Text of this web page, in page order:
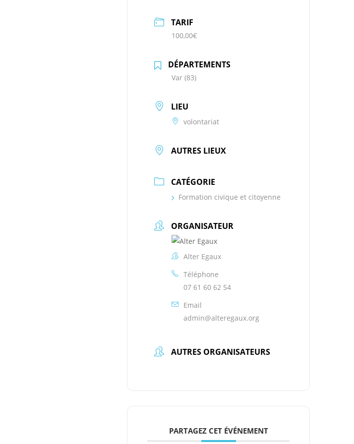
TARIF
100,00€
DÉPARTEMENTS
Var (83)
LIEU
volontariat
AUTRES LIEUX
CATÉGORIE
Formation civique et citoyenne
ORGANISATEUR
Alter Egaux
Téléphone
07 61 60 62 54
Email
admin@alteregaux.org
AUTRES ORGANISATEURS
PARTAGEZ CET ÉVÉNEMENT